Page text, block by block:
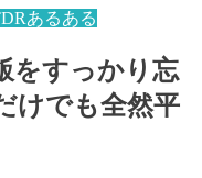
あるある
をすっかり忘
けでも全然平